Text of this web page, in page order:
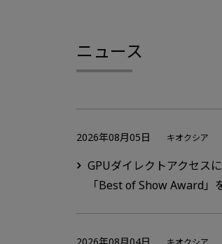
ニュース
GPUダイレクトアクセス
「Best of Show Award」
2026年08月05日 キオクシア